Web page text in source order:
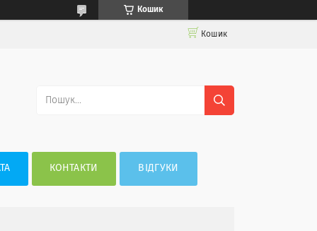
Кошик
Кошик
КОНТАКТИ ВІДГУКИ